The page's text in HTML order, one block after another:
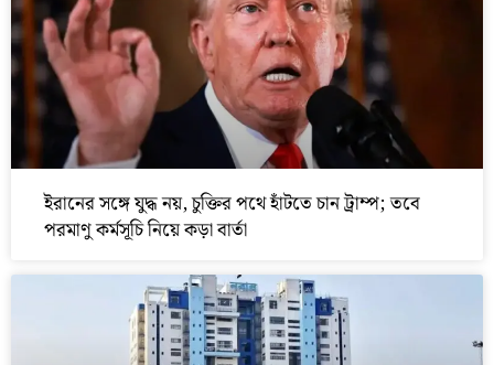
ইরানের সঙ্গে যুদ্ধ নয়, চুক্তির পথে হাঁটতে চান ট্রাম্প; তবে
পরমাণু কর্মসূচি নিয়ে কড়া বার্তা